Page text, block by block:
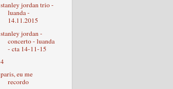
stanley jordan trio -
luanda -
14.11.2015
stanley jordan -
concerto - luanda
- cta 14-11-15
4
paris, eu me
recordo